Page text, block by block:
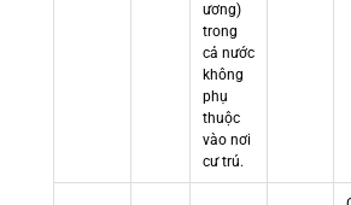
ương)
trong
cả nước
không
phụ
thuộc
vào nơi
cư trú.